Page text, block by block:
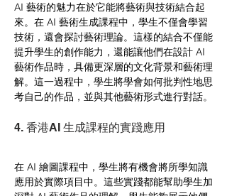
AI 藝術的魅力在於它能將藝術與技術結合起
來。在 AI 藝術生成課程中，學生不僅會學習
技術，還會探討藝術理論。這樣的結合不僅能
提升學生的創作能力，還能讓他們在設計 AI
藝術作品時，具備更深層的文化背景和藝術理
解。這一過程中，學生將學會如何批判性地思
考自己的作品，並與其他藝術形式進行對話。
4. 香港AI 生成課程的實踐應用
在 AI 繪圖課程中，學生將有機會將所學知識
應用於實際項目中。這些實踐都能幫助學生加